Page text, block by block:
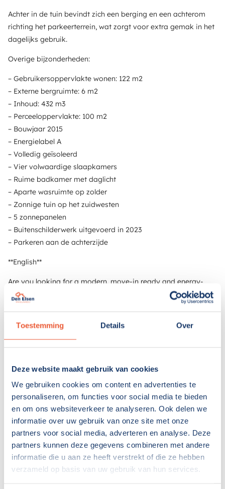
Toestemming Details Over
Deze website maakt gebruik van cookies
We gebruiken cookies om content en advertenties te
personaliseren, om functies voor social media te bieden
en om ons websiteverkeer te analyseren. Ook delen we
informatie over uw gebruik van onze site met onze
partners voor social media, adverteren en analyse. Deze
partners kunnen deze gegevens combineren met andere
informatie die u aan ze heeft verstrekt of die ze hebben
verzameld op basis van uw gebruik van hun services.
Achter in de tuin bevindt zich een berging en een achterom
richting het parkeerterrein, wat zorgt voor extra gemak in het
dagelijks gebruik.
Overige bijzonderheden:
– Gebruikersoppervlakte wonen: 122 m2
– Externe bergruimte: 6 m2
– Inhoud: 432 m3
– Perceeloppervlakte: 100 m2
– Bouwjaar 2015
– Energielabel A
– Volledig geïsoleerd
– Vier volwaardige slaapkamers
– Ruime badkamer met daglicht
– Aparte wasruimte op zolder
– Zonnige tuin op het zuidwesten
– 5 zonnepanelen
– Buitenschilderwerk uitgevoerd in 2023
– Parkeren aan de achterzijde
**English**
Are you looking for a modern, move-in ready and energy-
efficient family home with four bedrooms, a sunny garden
and a great location in Leiden? Then this end-of-terrace
Built in 2015, this property is fully insulated, equipped with
comfortable living, but also lower energy costs and future-
The house is very well maintained, allowing you to move in
immediately without any renovations.
The property is located in the popular Bos- en
Gasthuisdistrict: a small-scale, family-friendly neighborhood
within short distance of Leiden’s historic city center. Here you
enjoy peaceful living with all amenities within easy reach.